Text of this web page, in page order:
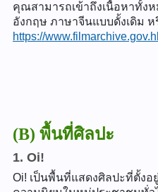
คุณสามารถเข้าถึงเนื้อหาทั้ง
อังกฤษ ภาษาจีนแบบดั้งเดิม
https://
(B) พื้นที่ศิลปะ
1. Oi!
Oi! เป็นพื้นที่แสดงศิลปะที่ตั้ง